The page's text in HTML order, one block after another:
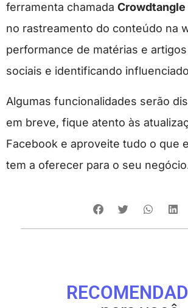
ferramenta chamada Crowdtangle
no rastreamento do conteúdo na
performance de matérias e
sociais e identificando
Algumas funcionalidades serão
em breve, fique atento às
Facebook e aproveite tudo o que
tem a oferecer para o seu